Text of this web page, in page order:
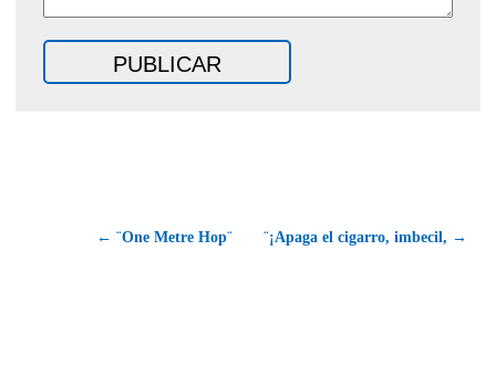
← ¨One Metre Hop¨ ¨¡Apaga el cigarro, imbecil, →